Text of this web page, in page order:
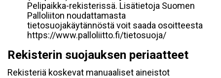
Pelipaikka-rekisterissä. Lisätietoja Suomen
Palloliiton noudattamasta
tietosuojakäytännöstä voit saada osoitteesta
https://www.palloliitto.fi/tietosuoja/
Rekisterin suojauksen periaatteet
Rekisteriä koskevat manuaaliset aineistot